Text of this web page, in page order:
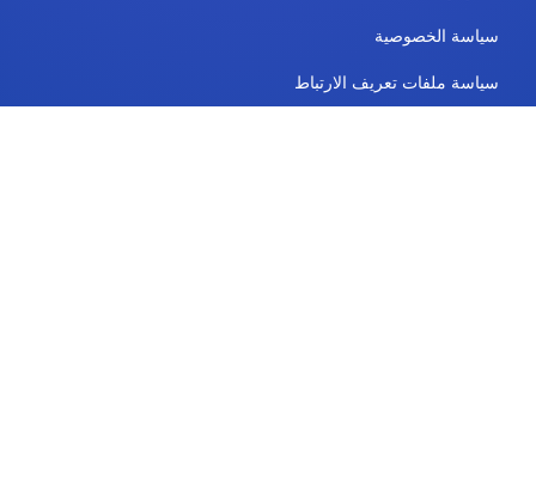
سياسة الخصوصية
سياسة ملفات تعريف الارتباط